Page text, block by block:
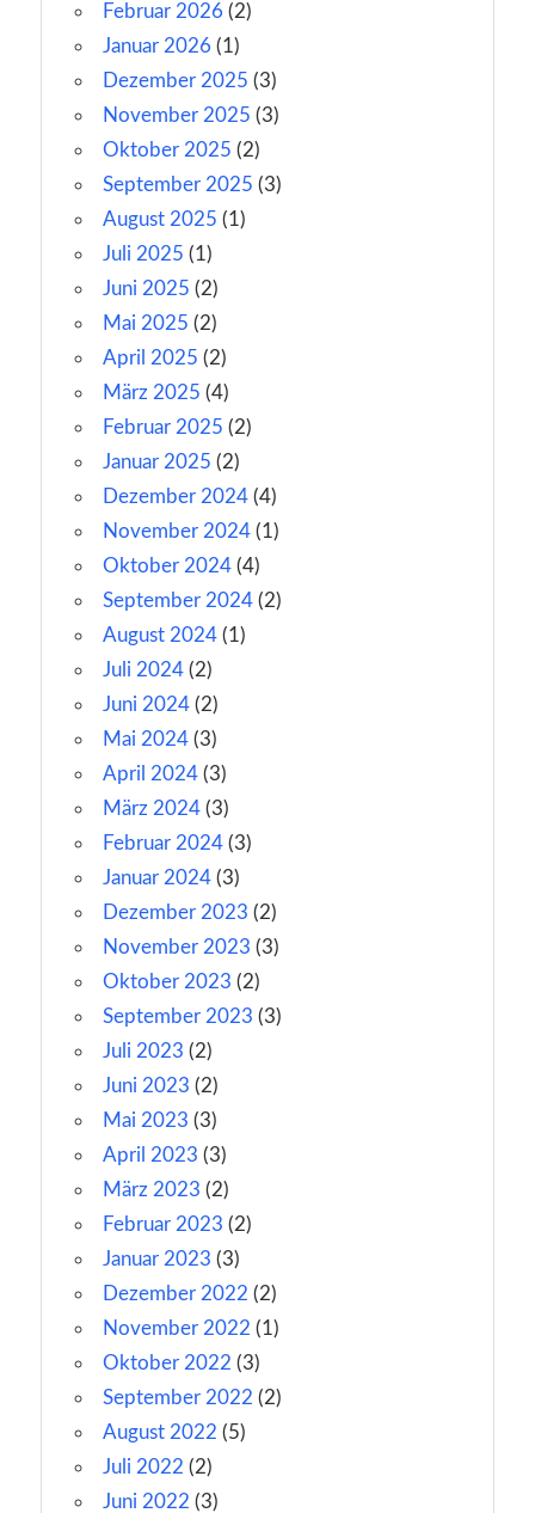
Februar 2026 (2)
Januar 2026 (1)
Dezember 2025 (3)
November 2025 (3)
Oktober 2025 (2)
September 2025 (3)
August 2025 (1)
Juli 2025 (1)
Juni 2025 (2)
Mai 2025 (2)
April 2025 (2)
März 2025 (4)
Februar 2025 (2)
Januar 2025 (2)
Dezember 2024 (4)
November 2024 (1)
Oktober 2024 (4)
September 2024 (2)
August 2024 (1)
Juli 2024 (2)
Juni 2024 (2)
Mai 2024 (3)
April 2024 (3)
März 2024 (3)
Februar 2024 (3)
Januar 2024 (3)
Dezember 2023 (2)
November 2023 (3)
Oktober 2023 (2)
September 2023 (3)
Juli 2023 (2)
Juni 2023 (2)
Mai 2023 (3)
April 2023 (3)
März 2023 (2)
Februar 2023 (2)
Januar 2023 (3)
Dezember 2022 (2)
November 2022 (1)
Oktober 2022 (3)
September 2022 (2)
August 2022 (5)
Juli 2022 (2)
Juni 2022 (3)